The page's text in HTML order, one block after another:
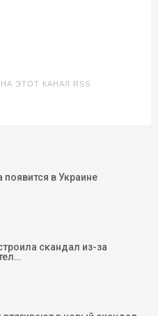
ЭТОТ КАНАЛ RSS
появится в Украине
скандал из-за